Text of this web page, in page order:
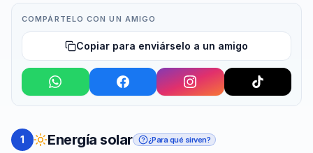
COMPÁRTELO CON UN AMIGO
Copiar para enviárselo a un amigo
1 Energía solar ¿Para qué sirven?